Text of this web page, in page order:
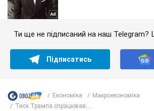
Ти ще не підписаний на наш Telegram?
Підписатись
Економіка
Mакроекономіка
Тиск Трампа спрацював:...